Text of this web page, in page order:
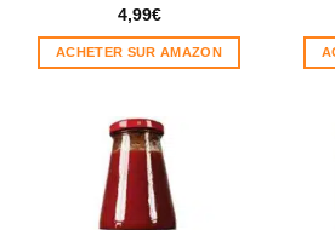
4,99€
ACHETER SUR AMAZON